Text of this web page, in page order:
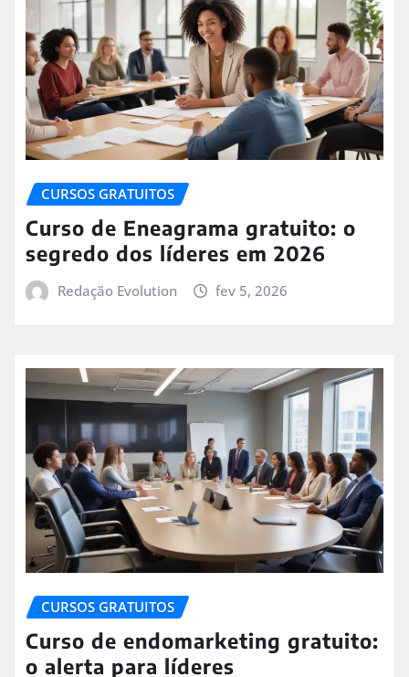
CURSOS GRATUITOS
Curso de Eneagrama gratuito: o
segredo dos líderes em 2026
Redação Evolution fev 5, 2026
CURSOS GRATUITOS
Curso de endomarketing gratuito:
o alerta para líderes